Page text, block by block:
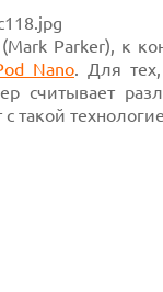
Parker), к
Nano. Для тех,
считывает
такой